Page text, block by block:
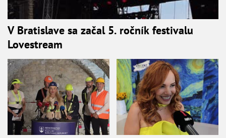
V Bratislave sa začal 5. ročník festivalu
Lovestream